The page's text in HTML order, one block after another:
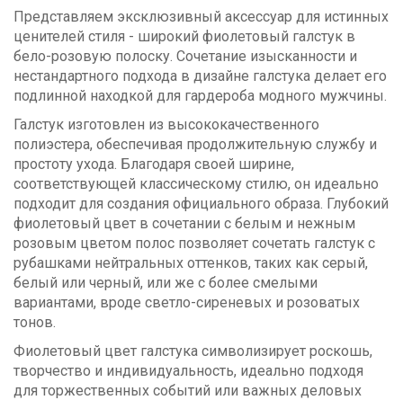
Представляем эксклюзивный аксессуар для истинных
ценителей стиля - широкий фиолетовый галстук в
бело-розовую полоску. Сочетание изысканности и
нестандартного подхода в дизайне галстука делает его
подлинной находкой для гардероба модного мужчины.
Галстук изготовлен из высококачественного
полиэстера, обеспечивая продолжительную службу и
простоту ухода. Благодаря своей ширине,
соответствующей классическому стилю, он идеально
подходит для создания официального образа. Глубокий
фиолетовый цвет в сочетании с белым и нежным
розовым цветом полос позволяет сочетать галстук с
рубашками нейтральных оттенков, таких как серый,
белый или черный, или же с более смелыми
вариантами, вроде светло-сиреневых и розоватых
тонов.
Фиолетовый цвет галстука символизирует роскошь,
творчество и индивидуальность, идеально подходя
для торжественных событий или важных деловых